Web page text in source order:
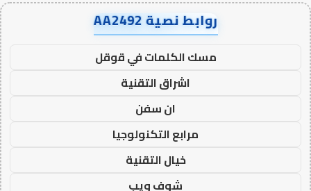
روابط نصية AA2492
مسك الكلمات في قوقل
اشراق التقنية
ان سفن
مرابع التكنولوجيا
خيال التقنية
شوف ويب